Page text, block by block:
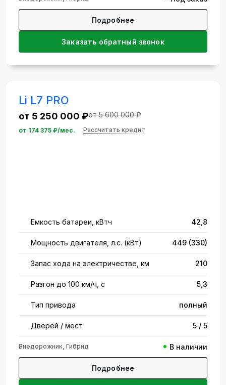
Подробнее
Заказать обратный звонок
Li L7 PRO
от 5 250 000 ₽от 5 600 000 ₽
от 174 375 ₽/мес. Рассчитать кредит
Емкость батареи, кВтч 42,8
Мощность двигателя, л.с. (кВт) 449 (330)
Запас хода на электричестве, км 210
Разгон до 100 км/ч, с 5,3
Тип привода полный
Дверей / мест 5 / 5
Внедорожник, Гибрид В наличии
Подробнее